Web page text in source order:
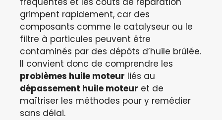
grimpent rapidement, car des
composants comme le catalyseur ou le
filtre à particules peuvent être
contaminés par des dépôts d’huile brûlée.
Il convient donc de comprendre les
problèmes huile moteur liés au
dépassement huile moteur et de
maîtriser les méthodes pour y remédier
sans délai.